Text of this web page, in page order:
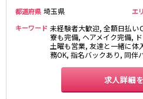
都道府県 埼玉県 エ
キーワード 未経験者大歓迎, 全額日払い
寮も完備, ヘアメイク完備,
土曜も営業, 友達と一緒に体
務OK, 指名バックあり, 同伴
求人詳細
たまプラーザ・向ヶ丘遊園・
元住
川崎中部
横浜東
川崎北部
茅ヶ崎
桜木町
横浜
小田原・湯河原
綾瀬
阿佐ヶ谷駅
三鷹駅
国分寺駅
西荻
水道橋
東小
東中野駅
飯田